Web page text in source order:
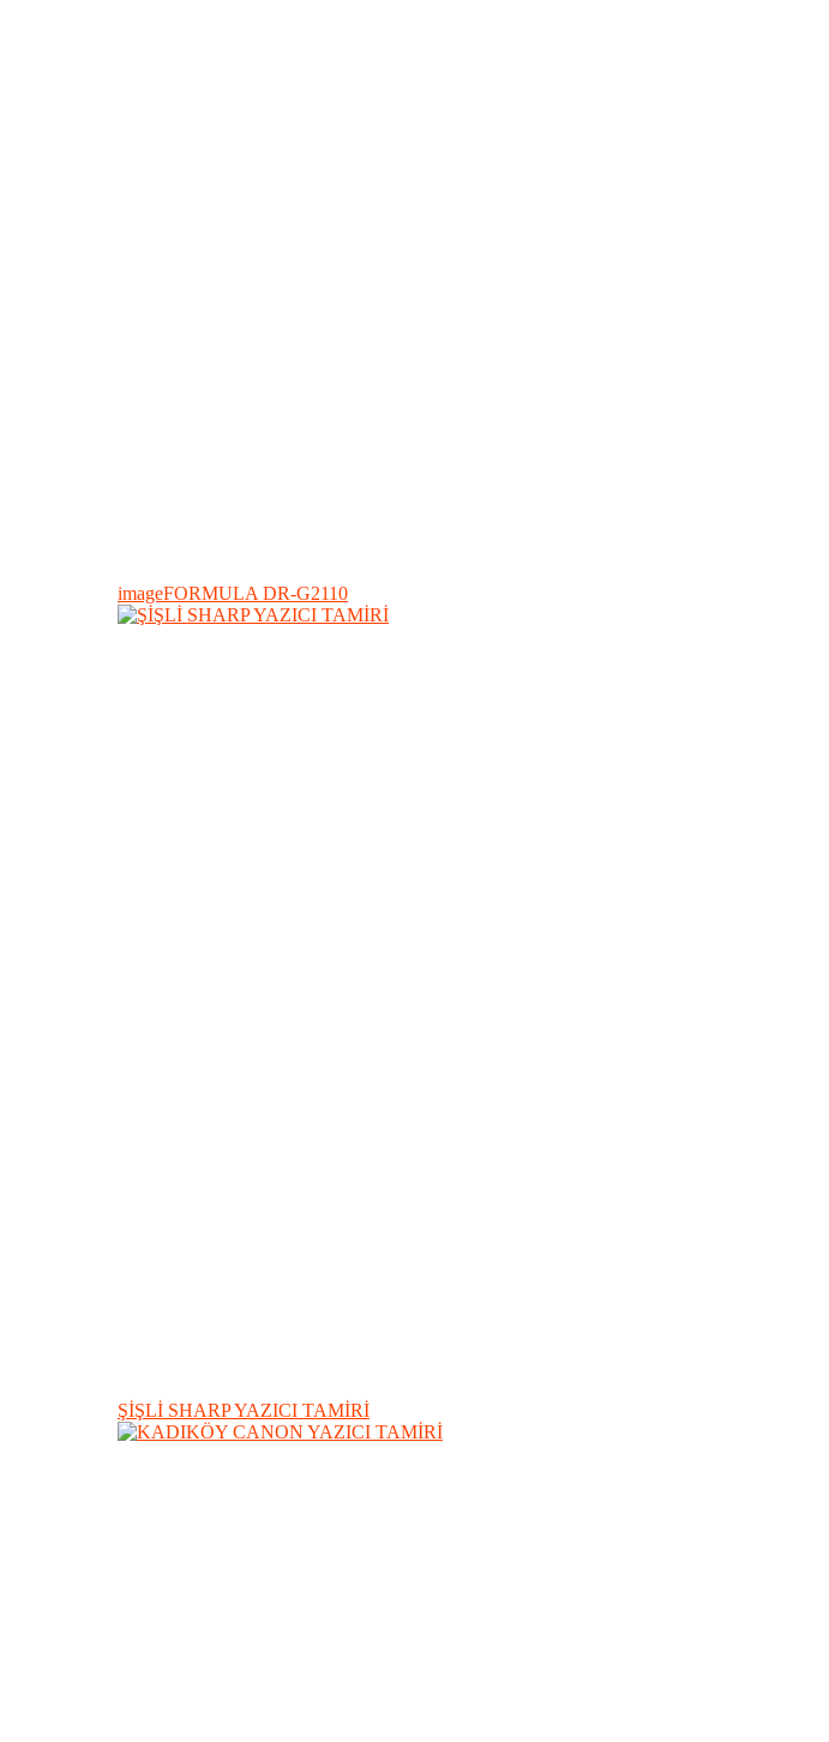
imageFORMULA DR-G2110
ŞİŞLİ SHARP YAZICI TAMİRİ